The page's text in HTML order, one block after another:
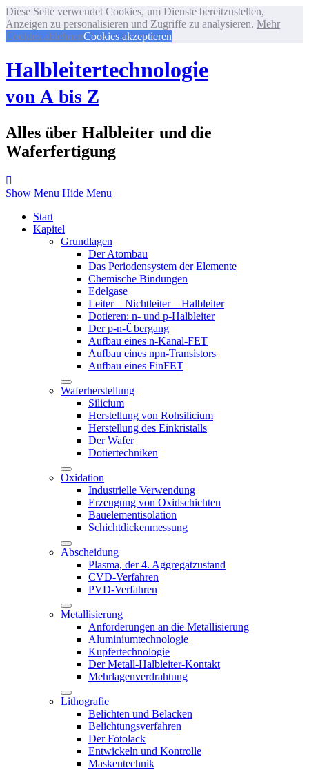
Diese Seite verwendet Cookies, um Dienste bereitzustellen,
Anzeigen zu personalisieren und Zugriffe zu analysieren. Mehr
Cookies ablehnenCookies akzeptieren
Halbleitertechnologie
von A bis Z
Alles über Halbleiter und die
Waferfertigung
Show Menu Hide Menu
Start
Kapitel
Grundlagen
Der Atombau
Das Periodensystem der Elemente
Chemische Bindungen
Edelgase
Leiter – Nichtleiter – Halbleiter
Dotieren: n- und p-Halbleiter
Der p-n-Übergang
Aufbau eines n-Kanal-FET
Aufbau eines npn-Transistors
Aufbau eines FinFET
Waferherstellung
Silicium
Herstellung von Rohsilicium
Herstellung des Einkristalls
Der Wafer
Dotiertechniken
Oxidation
Industrielle Verwendung
Erzeugung von Oxidschichten
Bauelementisolation
Schichtdickenmessung
Abscheidung
Plasma, der 4. Aggregatzustand
CVD-Verfahren
PVD-Verfahren
Metallisierung
Anforderungen an die Metallisierung
Aluminiumtechnologie
Kupfertechnologie
Der Metall-Halbleiter-Kontakt
Mehrlagenverdrahtung
Lithografie
Belichten und Belacken
Belichtungsverfahren
Der Fotolack
Entwickeln und Kontrolle
Maskentechnik